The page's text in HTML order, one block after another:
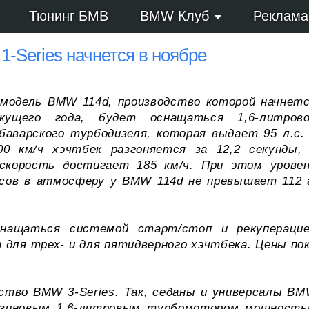
Тюнинг БМВ BMW Клуб
Series начнется в ноябре
BMW 114d, производство которой
года, будет оснащаться 1,6-
турбодизеля, которая выдает 95 л.с.
км/ч хэчтбек разгоняется за 12,2 секунды,
достигает 185 км/ч. При этом
в атмосферу у BMW 114d не превышает 112
системой старт/стоп и
трех- и для пятидверного хэчтбека. Цены
BMW 3-Series. Так, седаны и универсалы